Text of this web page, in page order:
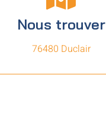
Nous trouver
76480 Duclair